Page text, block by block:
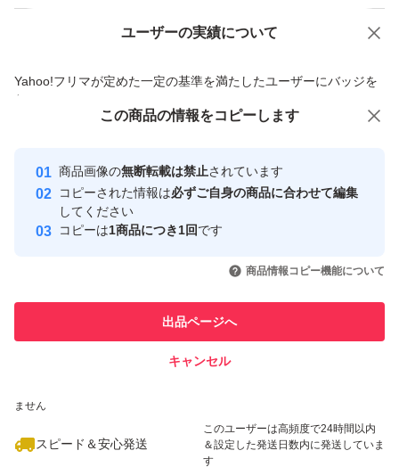
ユーザーの実績について
Yahoo!フリマが定めた一定の基準を満たしたユーザーにバッジを
付与しています
安心取引出品者
心・安全なユーザーです
取引実績
引を完了させた実績があります
での取引実績があります
ません
スピード＆安心発送
このユーザーは高頻度で24時間以内
＆設定した発送日数内に発送していま
す
価格の相談 商品への質問
この商品の情報をコピーします
商品画像の無断転載は禁止されています
コピーされた情報は必ずご自身の商品に合わせて編集
してください
コピーは1商品につき1回です
商品情報コピー機能について
出品ページへ
キャンセル
この商品をみている人にオススメ